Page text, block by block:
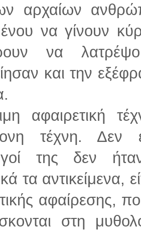
αρχαίων
να γίνουν
να
και την
αφαιρετική
τέχνη. Δεν
της δεν
τα αντικείμενα,
αφαίρεσης,
στη